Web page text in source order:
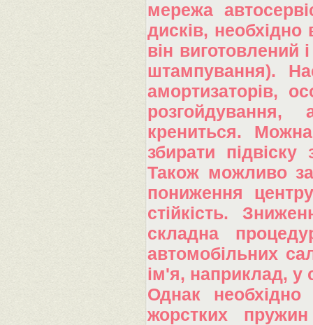
мережа
дисків, необхідно
він виготовлений
штампування).
амортизаторів,
крениться.
збирати
Також можливо
пониження
стійкість.
складна
автомобільних
ім'я, наприклад, у
Однак
жорстких